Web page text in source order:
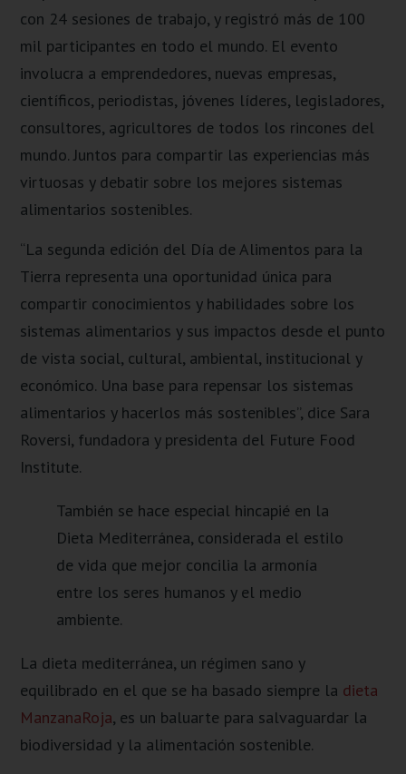
con 24 sesiones de trabajo, y registró más de 100
mil participantes en todo el mundo. El evento
involucra a emprendedores, nuevas empresas,
científicos, periodistas, jóvenes líderes, legisladores,
consultores, agricultores de todos los rincones del
mundo. Juntos para compartir las experiencias más
virtuosas y debatir sobre los mejores sistemas
alimentarios sostenibles.
“La segunda edición del Día de Alimentos para la
Tierra representa una oportunidad única para
compartir conocimientos y habilidades sobre los
sistemas alimentarios y sus impactos desde el punto
de vista social, cultural, ambiental, institucional y
económico. Una base para repensar los sistemas
alimentarios y hacerlos más sostenibles”, dice Sara
Roversi, fundadora y presidenta del Future Food
Institute.
También se hace especial hincapié en la
Dieta Mediterránea, considerada el estilo
de vida que mejor concilia la armonía
entre los seres humanos y el medio
ambiente.
La dieta mediterránea, un régimen sano y
equilibrado en el que se ha basado siempre la dieta
ManzanaRoja, es un baluarte para salvaguardar la
biodiversidad y la alimentación sostenible.